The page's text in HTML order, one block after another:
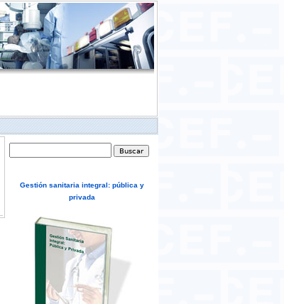
Formulario de búsqueda
Gestión sanitaria integral: pública y
privada